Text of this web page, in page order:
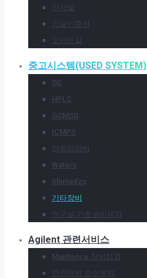
인사말
기술인증서
오시는길
중고시스템(USED SYSTEM)
GC
HPLC
GCMSD
ICMPS
전처리장비
Waters
Shimadzu
기타장비
연구실 기초설비제작
Agilent 관련서비스
Maintence 장비점검
연간정비 보수계약